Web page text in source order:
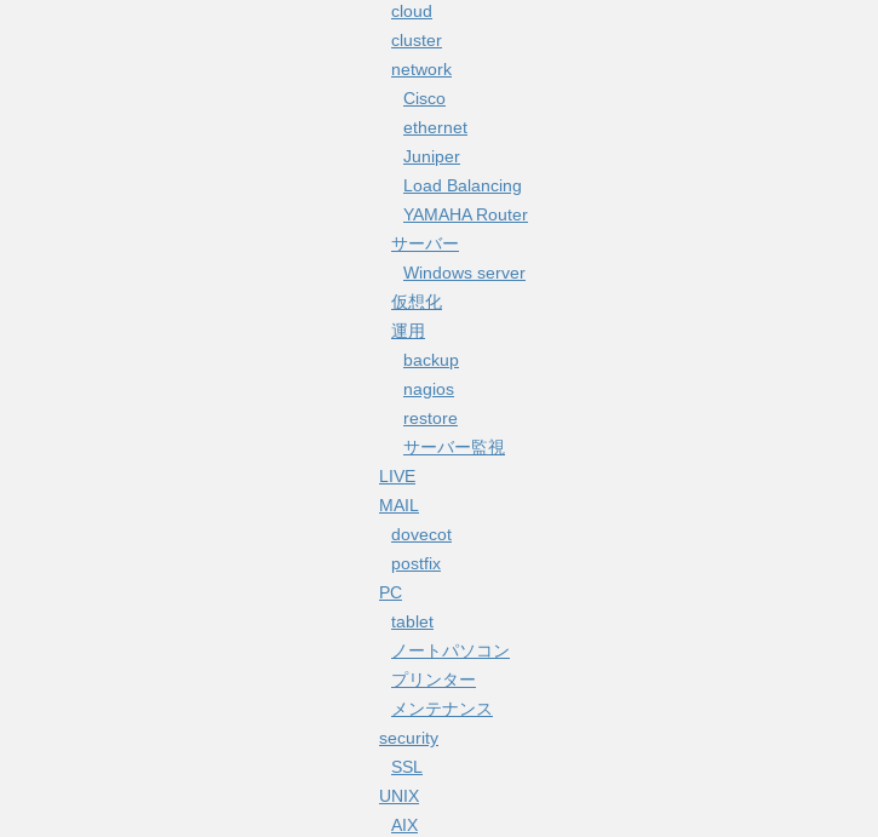
cloud
cluster
network
Cisco
ethernet
Juniper
Load Balancing
YAMAHA Router
サーバー
Windows server
仮想化
運用
backup
nagios
restore
サーバー監視
LIVE
MAIL
dovecot
postfix
PC
tablet
ノートパソコン
プリンター
メンテナンス
security
SSL
UNIX
AIX